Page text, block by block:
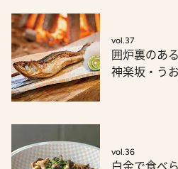
vol.37
囲炉裏のあ
神楽坂・う
vol.36